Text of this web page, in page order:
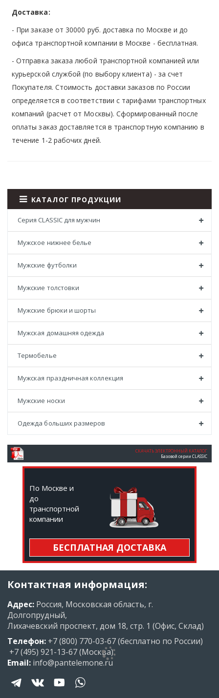
Доставка:
- При заказе от 30000 руб. доставка по Москве и до
офиса транспортной компании в Москве - бесплатная.
- Отправка заказа любой транспортной компанией или
курьерской службой (по выбору клиента) - за счет
Покупателя. Стоимость доставки заказов по России
определяется в соответствии с тарифами транспортных
компаний (расчет от Москвы). Сформированный после
оплаты заказ доставляется в транспортную компанию в
течение 1-2 рабочих дней.
КАТАЛОГ ПРОДУКЦИИ
Серия CLASSIC для мужчин
Мужское нижнее белье
Мужские футболки
Мужские толстовки
Мужские брюки и шорты
Мужская домашняя одежда
Термобелье
Мужская праздничная коллекция
Мужские носки
Одежда больших размеров
СКАЧАТЬ ЭЛЕКТРОННЫЙ КАТАЛОГ
Базовой серии CLASSIC
По Москве и
до
транспортной
компании
БЕСПЛАТНАЯ ДОСТАВКА
Контактная информация:
Адрес: Россия, Московская область, г.
Долгопрудный,
Лихачевский проспект, дом 18, стр. 1 (Офис, Склад)
Телефон: +7 (800) 770-03-67(бесплатно по России)
+7 (495) 921-13-67(Москва)
Email: info@pantelemone.ru